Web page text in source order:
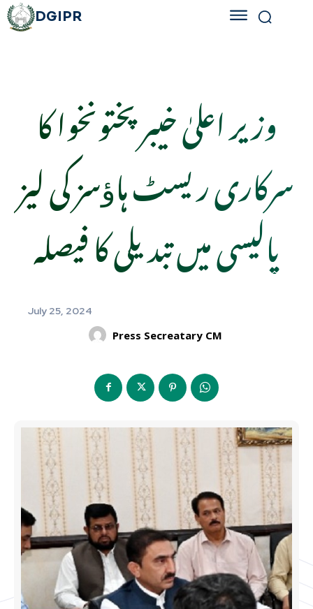
DGIPR
وزیر اعلیٰ خیبرپختونخوا کا
سرکاری ریسٹ ہاﺅسز کی لیز
پالیسی میں تبدیلی کا فیصلہ
July 25, 2024
Press Secreatary CM